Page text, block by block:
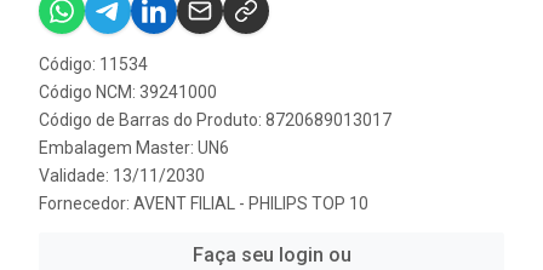
Código: 11534
Código NCM: 39241000
Código de Barras do Produto: 8720689013017
Embalagem Master: UN6
Validade: 13/11/2030
Fornecedor: AVENT FILIAL - PHILIPS TOP 10
Faça seu login ou